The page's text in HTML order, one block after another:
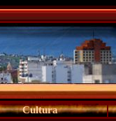
Cultura